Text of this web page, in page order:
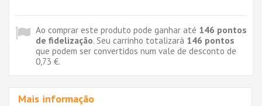
Ao comprar este produto pode ganhar até 146 pontos
de fidelização. Seu carrinho totalizará 146 pontos
que podem ser convertidos num vale de desconto de
0,73 €.
Mais informação